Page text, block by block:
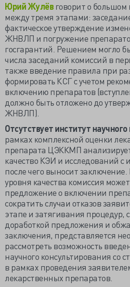
Юрий Жулёв говорит о
между тремя этапами:
фактическое утверждение
ЖНВЛП и погружение
госгарантий. Решением могло
числа заседаний комиссий в
также введение правила при
формировать КСГ с учетом
включению препаратов
должно быть отложено до
ЖНВЛП).
Отсутствует институт
рамках комплексной оценки
препарата ЦЭККМП
качество КЭИ и исследований с
после чего выносит заключение.
уровня качества комиссия
предложение о включении
сократить случаи отказов
этапе и затягивания процедур,
доработкой предложения и
заключения, представляется
рассмотреть возможность
научного консультирования
в рамках проведения
лекарственных препаратов.